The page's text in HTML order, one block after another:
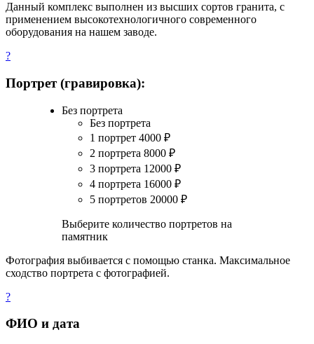
Данный комплекс выполнен из высших сортов гранита, с
применением высокотехнологичного современного
оборудования на нашем заводе.
?
Портрет (гравировка):
Без портрета
Без портрета
1 портрет 4000 ₽
2 портрета 8000 ₽
3 портрета 12000 ₽
4 портрета 16000 ₽
5 портретов 20000 ₽
Выберите количество портретов на
памятник
Фотография выбивается с помощью станка. Максимальное
сходство портрета с фотографией.
?
ФИО и дата